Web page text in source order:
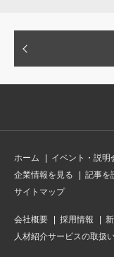
ホーム イベント・説明
企業情報を見る
記事を
サイトマップ
会社概要 採用情報
人材紹介サービスの取扱